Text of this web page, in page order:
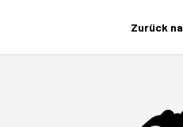
Zurück